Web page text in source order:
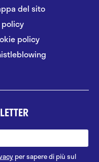
del sito
policy
policy
per sapere di più sul